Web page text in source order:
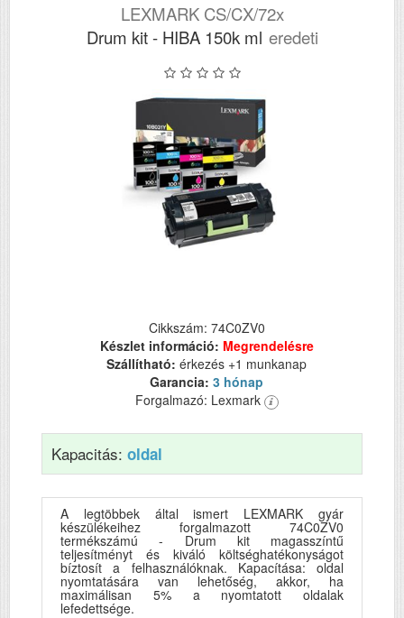
LEXMARK CS/CX/72x
Drum kit - HIBA 150k ml eredeti
Cikkszám: 74C0ZV0
Készlet információ: Megrendelésre
Szállítható: érkezés +1 munkanap
Garancia: 3 hónap
Forgalmazó: Lexmark
Kapacitás: oldal
A legtöbbek által ismert LEXMARK gyár
készülékeihez forgalmazott 74C0ZV0
termékszámú - Drum kit magasszíntű
teljesítményt és kiváló költséghatékonyságot
bíztosít a felhasználóknak. Kapacítása: oldal
nyomtatására van lehetőség, akkor, ha
maximálisan 5% a nyomtatott oldalak
lefedettsége.